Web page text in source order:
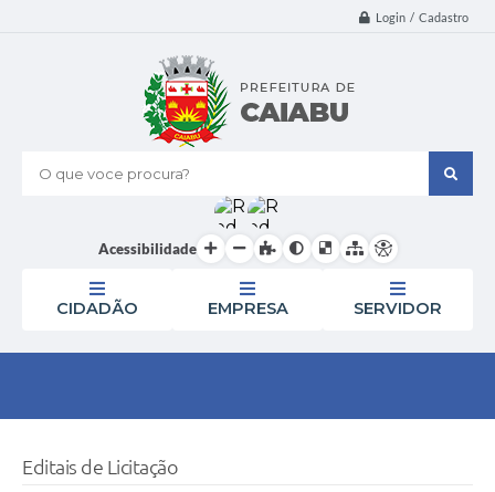
Login / Cadastro
O que voce procura?
Acessibilidade
CIDADÃO EMPRESA SERVIDOR
Editais de Licitação